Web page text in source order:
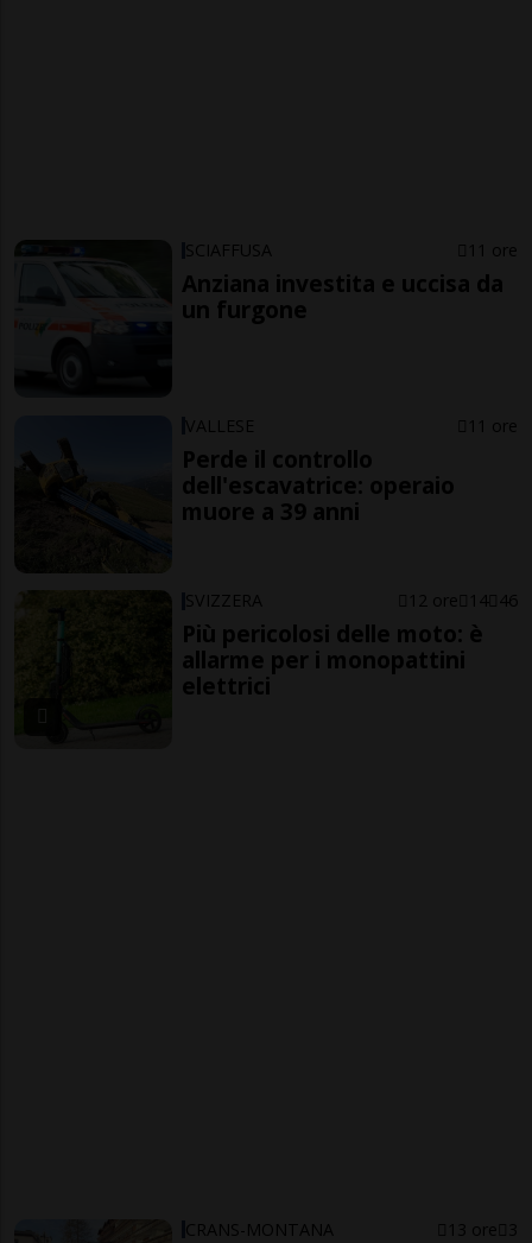
SCIAFFUSA 11 ore
Anziana investita e uccisa da
un furgone
VALLESE 11 ore
Perde il controllo
dell'escavatrice: operaio
muore a 39 anni
SVIZZERA 12 ore 14 46
Più pericolosi delle moto: è
allarme per i monopattini
elettrici
CRANS-MONTANA 13 ore 3